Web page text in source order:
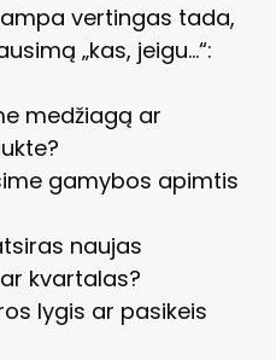
vertingas tada,
„kas, jeigu…“:
medžiagą ar
gamybos apimtis
naujas
kvartalas?
lygis ar pasikeis